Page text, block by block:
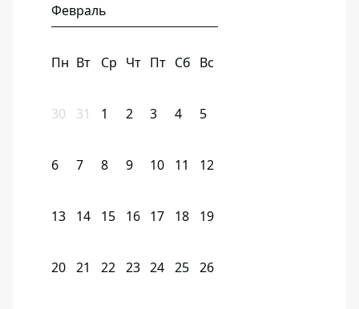
Февраль
Пн Вт Ср Чт Пт Сб Вс
30 31 1 2 3 4 5
6 7 8 9 10 11 12
13 14 15 16 17 18 19
20 21 22 23 24 25 26